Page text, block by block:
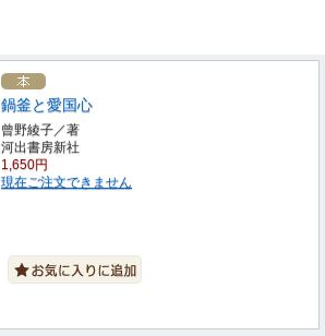
鍋釜と愛国心
曾野綾子／著
河出書房新社
1,650円
現在ご注文できません